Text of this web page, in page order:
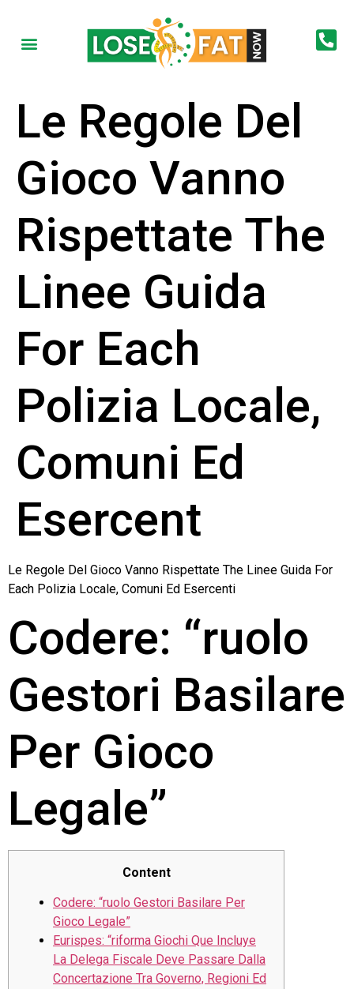
Le Regole Del
Gioco Vanno
Rispettate The
Linee Guida
For Each
Polizia Locale,
Comuni Ed
Esercent
Le Regole Del Gioco Vanno Rispettate The Linee Guida For
Each Polizia Locale, Comuni Ed Esercenti
Codere: “ruolo
Gestori Basilare
Per Gioco
Legale”
Content
Codere: “ruolo Gestori Basilare Per
Gioco Legale”
Eurispes: “riforma Giochi Que Incluye
La Delega Fiscale Deve Passare Dalla
Concertazione Tra Governo, Regioni Ed